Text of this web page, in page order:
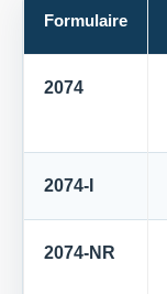
Formulaire
2074
2074-I
2074-NR